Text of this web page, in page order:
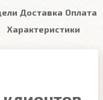
Доставка Оплата
Характеристики